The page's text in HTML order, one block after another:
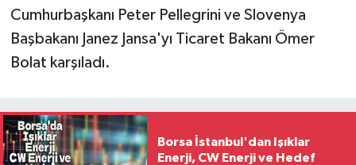
Cumhurbaşkanı Peter Pellegrini ve Slovenya
Başbakanı Janez Jansa'yı Ticaret Bakanı Ömer
Bolat karşıladı.
Borsa İstanbul'dan Işıklar
Enerji, CW Enerji ve Hedef